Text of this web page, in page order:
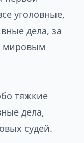
уголовные,
дела, за
мировым
тяжкие
дела,
судей.